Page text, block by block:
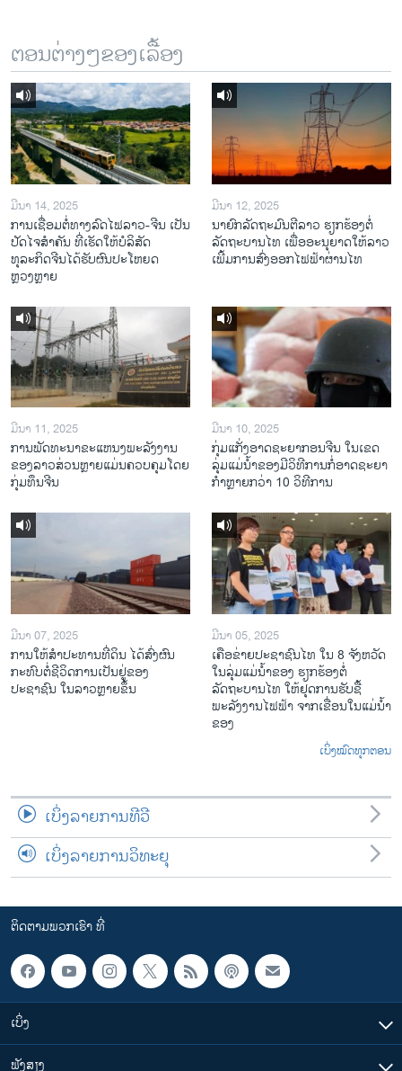
ລາຍການກະຈາຍສຽງ
ລາຍງານ
ຕິດຕາມພວກເຮົາ ທີ່
ພາສາຕ່າງໆ
ຕອນຕ່າງໆຂອງເລື້ອງ
ມີນາ 14, 2025
ການເຊື່ອມຕໍ່ທາງລົດໄຟລາວ-ຈີນ ເປັນ
ປັດໄຈສໍາຄັນ ທີ່ເຮັດໃຫ້ບໍລິສັດ
ທຸລະກິດຈີນໄດ້ຮັບຜົນປະໂຫຍດ
ຫຼວງຫຼາຍ
ມີນາ 12, 2025
ນາຍົກລັດຖະມົນຕີລາວ ຮຽກຮ້ອງຕໍ່
ລັດຖະບານໄທ ເພື່ອອະນຸຍາດໃຫ້ລາວ
ເພີ້ມການສົ່ງອອກໄຟຟ້າຜ່ານໄທ
ມີນາ 11, 2025
ການພັດທະນາຂະແຫນງພະລັງງານ
ຂອງລາວສ່ວນຫຼາຍແມ່ນຄວບຄຸມໂດຍ
ກຸ່ມທຶນຈີນ
ມີນາ 10, 2025
ກຸ່ມແກັ່ງອາດຊະຍາກອນຈີນ ໃນເຂດ
ລຸ່ມແມ່ນໍ້າຂອງມີວິທີການກໍ່ອາດຊະຍາ
ກຳຫຼາຍກວ່າ 10 ວິທີການ
ມີນາ 07, 2025
ການໃຫ້ສໍາປະທານທີ່ດິນ ໄດ້ສົ່ງຜົນ
ກະທົບຕໍ່ຊີວິດການເປັນຢູ່ຂອງ
ປະຊາຊົນ ໃນລາວຫຼາຍຂຶ້ນ
ມີນາ 05, 2025
ເຄືອ​ຂ່າຍ​ປະຊາຊົນໄທ​ ໃນ 8 ຈັງຫວັດ
ໃນ​ລຸ່ມ​ແມ່​ນ້ຳ​ຂອງ ຮຽກຮ້ອງຕໍ່
ລັດຖະບານໄທ ໃຫ້ຢຸດການຮັບຊື້
ພະລັງງານໄຟຟ້າ ຈາກເຂື່ອນໃນແມ່ນ້ຳ
ຂອງ
ເບິ່ງໝົດທຸກຕອນ
ເບິ່ງລາຍການທີວີ
ເບິ່ງລາຍການວິທະຍຸ
ຕິດຕາມພວກເຮົາ ທີ່
ເບິ່ງ
ຟັງສຽງ